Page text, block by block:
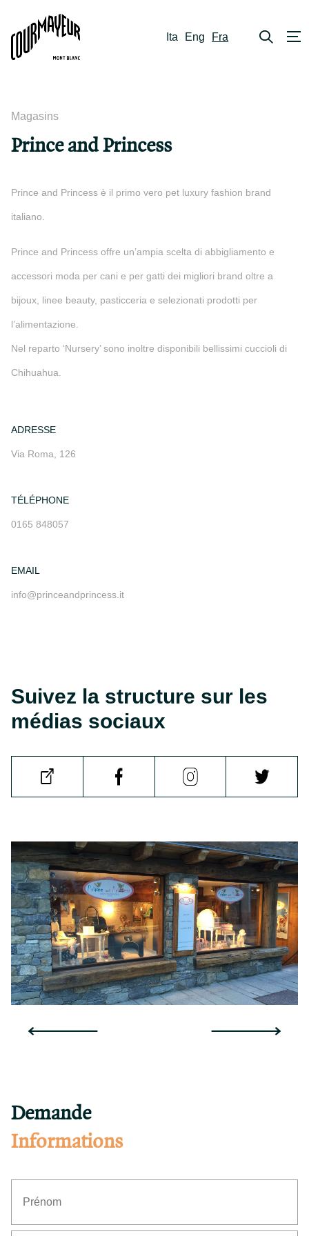
Ita Eng Fra
Magasins
Prince and Princess
Prince and Princess è il primo vero pet luxury fashion brand
italiano.
Prince and Princess offre un’ampia scelta di abbigliamento e
accessori moda per cani e per gatti dei migliori brand oltre a
bijoux, linee beauty, pasticceria e selezionati prodotti per
l’alimentazione.
Nel reparto ‘Nursery’ sono inoltre disponibili bellissimi cuccioli di
Chihuahua.
ADRESSE
Via Roma, 126
TÉLÉPHONE
0165 848057
EMAIL
info@princeandprincess.it
Suivez la structure sur les
médias sociaux
Demande
Informations
Prénom